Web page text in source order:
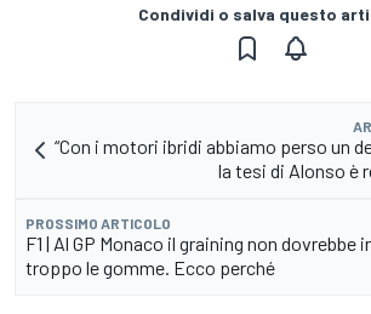
Condividi o salva questo
“Con i motori ibridi abbiamo perso un
la tesi di Alonso è
PROSSIMO ARTICOLO
F1 | Al GP Monaco il graining non dovrebbe
troppo le gomme. Ecco perché